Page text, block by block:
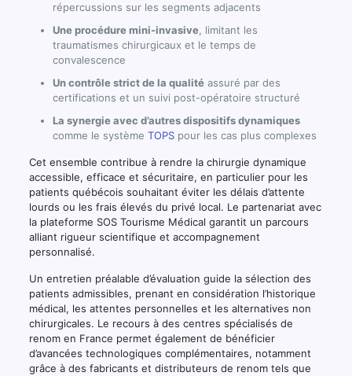
répercussions sur les segments adjacents
Une procédure mini-invasive, limitant les
traumatismes chirurgicaux et le temps de
convalescence
Un contrôle strict de la qualitéassuré par des
certifications et un suivi post-opératoire structuré
La synergie avec d’autres dispositifs dynamiques
comme le système TOPSpour les cas plus complexes
Cet ensemble contribue à rendre la chirurgie dynamique
accessible, efficace et sécuritaire, en particulier pour les
patients québécois souhaitant éviter les délais d’attente
lourds ou les frais élevés du privé local. Le partenariat avec
la plateforme SOS Tourisme Médical garantit un parcours
alliant rigueur scientifique et accompagnement
personnalisé.
Un entretien préalable d’évaluation guide la sélection des
patients admissibles, prenant en considération l’historique
médical, les attentes personnelles et les alternatives non
chirurgicales. Le recours à des centres spécialisés de
renom en France permet également de bénéficier
d’avancées technologiques complémentaires, notamment
grâce à des fabricants et distributeurs de renom tels que